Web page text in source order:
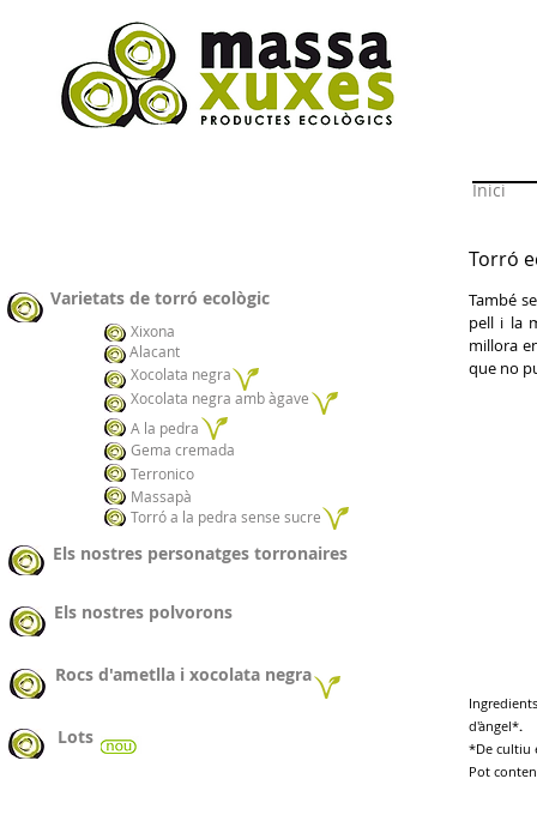
Varietats de torró ecològic
Xixona
Alacant
Xocolata negra amb àgave
Xocolata negra
A la pedra
Gema cremada
Terronico
Massapà
Torró a la pedra sense sucre
Els nostres personatges torronaires
Els nostres polvorons
Rocs d'ametlla i xocolata negra
Lots
Inici
Torró
També
pell i la
millora
que no
d'àngel*.
*De cultiu
Pot